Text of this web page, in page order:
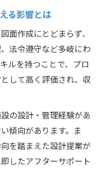
る影響とは
面作成にとどまらず、
法令遵守など多岐にわ
ルを持つことで、プロ
して高く評価され、収
の設計・管理経験があ
傾向があります。ま
を踏まえた設計提案が
したアフターサポート